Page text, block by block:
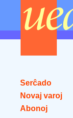
Serĉado
Novaj varoj
Abonoj